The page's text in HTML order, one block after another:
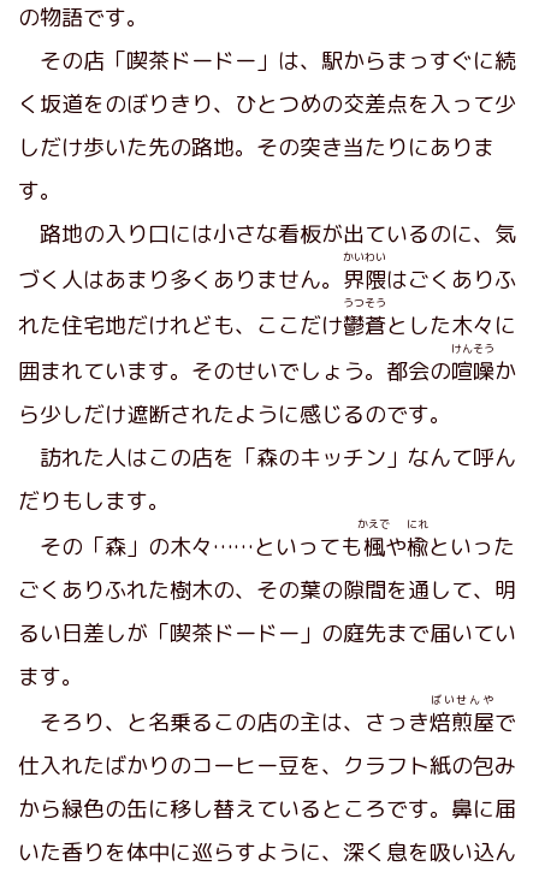
の物語です。
その店「喫茶ドードー」は、駅からまっすぐに続
く坂道をのぼりきり、ひとつめの交差点を入って少
しだけ歩いた先の路地。その突き当たりにありま
す。
路地の入り口には小さな看板が出ているのに、気
づく人はあまり多くありません。 界隈
かいわい
はごくありふ
れた住宅地だけれども、ここだけ鬱蒼
うつそう
とした木々に
囲まれています。そのせいでしょう。都会の喧噪
けんそう
か
ら少しだけ遮断されたように感じるのです。
訪れた人はこの店を「森のキッチン」なんて呼ん
だりもします。
その「森」の木々……といっても楓
かえで
や楡
にれ
といった
ごくありふれた樹木の、その葉の隙間を通して、明
るい日差しが「喫茶ドードー」の庭先まで届いてい
ます。
そろり、と名乗るこの店の主は、さっき焙煎屋
ばいせんや
で
仕入れたばかりのコーヒー豆を、クラフト紙の包み
から緑色の缶に移し替えているところです。鼻に届
いた香りを体中に巡らすように、深く息を吸い込ん